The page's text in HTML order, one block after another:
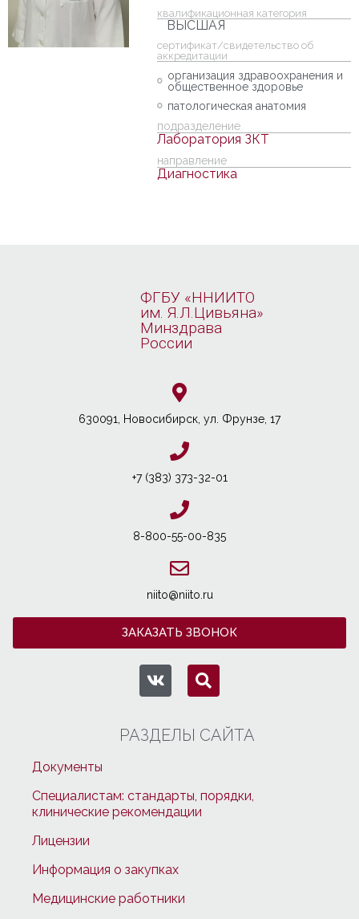
квалификационная категория
ВЫСШАЯ
cертификат/свидетельство об
аккредитации
организация здравоохранения и
общественное здоровье
патологическая анатомия
подразделение
Лаборатория ЗКТ
направление
Диагностика
ФГБУ «ННИИТО
им. Я.Л.Цивьяна»
Минздрава
России
630091, Новосибирcк, ул. Фрунзе, 17
+7 (383) 373-32-01
8-800-55-00-835
niito@niito.ru
ЗАКАЗАТЬ ЗВОНОК
РАЗДЕЛЫ САЙТА
Документы
Специалистам: стандарты, порядки,
клинические рекомендации
Лицензии
Информация о закупках
Медицинские работники